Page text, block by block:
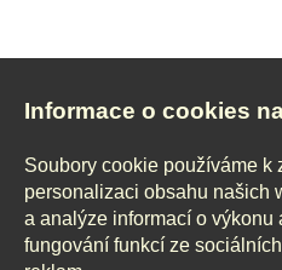
Informace o cookies
Soubory cookie používáme k
personalizaci obsahu našich
a analýze informací o
fungování funkcí ze